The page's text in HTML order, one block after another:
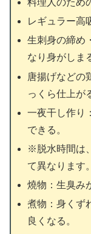
料理人のため
レギュラー高
生刺身の締め
なり身がしま
唐揚げなどの
っくら仕上が
一夜干し作り
できる。
※脱水時間は
て異なります。
燒物：生臭み
煮物：身くず
良くなる。